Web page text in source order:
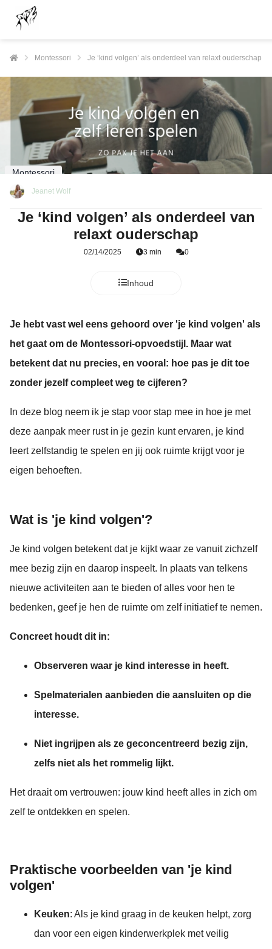
Montessori Je ‘kind volgen’ als onderdeel van relaxt ouderschap
Montessori
Jeanet Wolf
Je ‘kind volgen’ als onderdeel van
relaxt ouderschap
02/14/2025 3 min 0
Inhoud
Je hebt vast wel eens gehoord over 'je kind volgen' als
het gaat om de Montessori-opvoedstijl. Maar wat
betekent dat nu precies, en vooral: hoe pas je dit toe
zonder jezelf compleet weg te cijferen?
In deze blog neem ik je stap voor stap mee in hoe je met
deze aanpak meer rust in je gezin kunt ervaren, je kind
leert zelfstandig te spelen en jij ook ruimte krijgt voor je
eigen behoeften.
Wat is 'je kind volgen'?
Je kind volgen betekent dat je kijkt waar ze vanuit zichzelf
mee bezig zijn en daarop inspeelt. In plaats van telkens
nieuwe activiteiten aan te bieden of alles voor hen te
bedenken, geef je hen de ruimte om zelf initiatief te nemen.
Concreet houdt dit in:
Observeren waar je kind interesse in heeft.
Spelmaterialen aanbieden die aansluiten op die
interesse.
Niet ingrijpen als ze geconcentreerd bezig zijn,
zelfs niet als het rommelig lijkt.
Het draait om vertrouwen: jouw kind heeft alles in zich om
zelf te ontdekken en spelen.
Praktische voorbeelden van 'je kind
volgen'
Keuken: Als je kind graag in de keuken helpt, zorg
dan voor een eigen kinderwerkplek met veilig